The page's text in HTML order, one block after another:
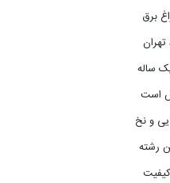
برق
ساله
است
و نخ
رشته